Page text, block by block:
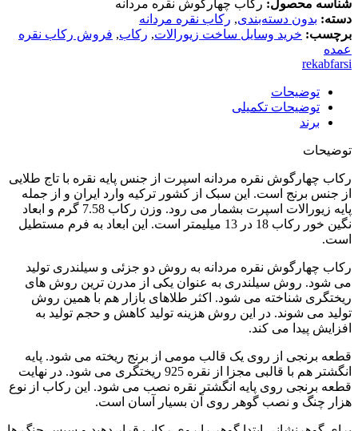
شناسه محصول: رکاب چهارگوش نقره مردانه
دسته: بدون دسته‌بندی, رکاب نقره مردانه
برچسب: خرید وسایل ساخت زیورالات, رکاب, فروش رکاب نقره
عمده
rekabfarsi
توضیحات
توضیحات تکمیلی
برند
توضیحات
رکاب چهارگوش نقره مردانه اسپرت از جنس پایه نقره با تاج طلایی
از جنس برنج است. این سبک از کشور ترکیه وارد ایران و از جمله
پایه زیورالات اسپرت بشمار می رود. وزن رکاب 7.58 گرم و ابعاد
نگین خور رکاب 18 در 13 میلیمتر است. این ابعاد به فرم مستطیل
است.
رکاب چهارگوش نقره مردانه به روش دو جزئی و سیلندری تولید
می شود. روش سیلندری به عنوان یکی از مدرن ترین روش های
ریختگری شناخته می شود. اکثر طلاهای بازار هم با همین روش
تولید می شوند. در این روش هزینه تولید کاهش و حجم تولید به
افزایش پیدا می کند.
قطعه برنجی از روی یک قالب مومی از برنج ریخته می شود. پایه
انگشتر هم با قالبی مجزا از نقره 925 ریختگری می شود. در نهایت
قطعه برنجی روی پایه انگشتر نقره نصب می شود. این رکاب از نوع
هزار چنگ و نصب گوهر روی آن بسیار آسان است.